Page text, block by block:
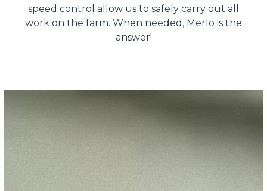
speed control allow us to safely carry out all
work on the farm. When needed, Merlo is the
answer!